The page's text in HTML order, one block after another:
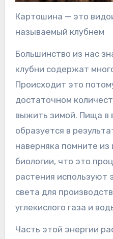
Картошина — это
называемый клубнем
Большинство из нас
клубни содержат
Происходит это
достаточном
выжить зимой. Пища в
образуется в
наверняка помните из
биологии, что это
растения используют
света для
углекислого газа и
Часть этой энергии